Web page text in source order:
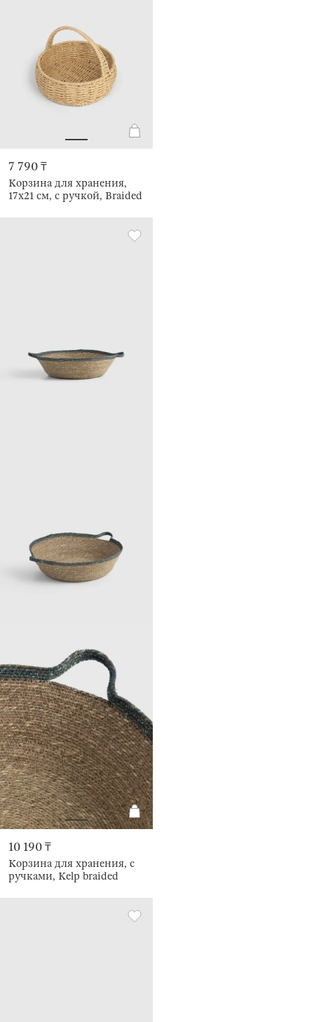
7 790 ₸
Корзина для хранения,
17х21 см, с ручкой, Braided
10 190 ₸
Корзина для хранения, с
ручками, Kelp braided